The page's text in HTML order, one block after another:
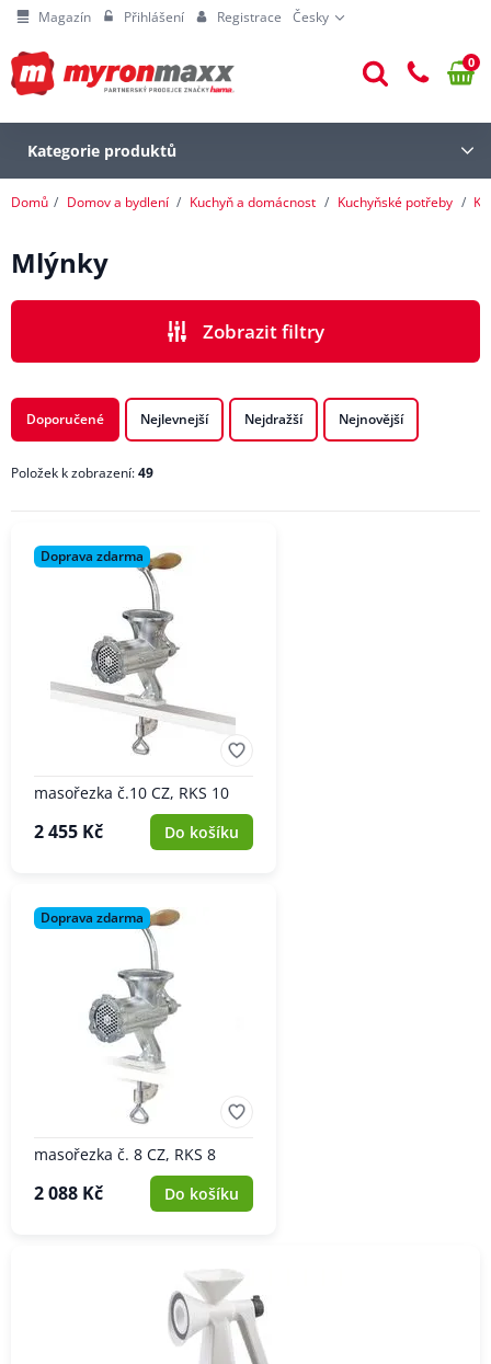
Magazín Přihlášení Registrace Česky
0
Kategorie produktů
Domů Domov a bydlení Kuchyň a domácnost Kuchyňské potřeby
Mlýnky
Zobrazit filtry
CENA
VÝROBCI
Doporučené Nejlevnejší Nejdražší Nejnovější
Položek k zobrazení:49
Doprava zdarma
masořezka č.10 CZ, RKS 10
2 455 Kč Do košíku
Doprava zdarma
masořezka č. 8 CZ, RKS 8
2 088 Kč Do košíku